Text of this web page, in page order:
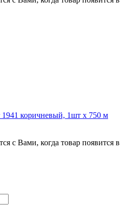
коричневый, 1шт х 750 м
с Вами, когда товар появится в